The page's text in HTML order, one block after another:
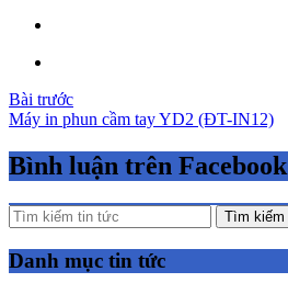
Điều
hướng
bài
Bài trước
Máy in phun cầm tay YD2 (ĐT-IN12)
Bình luận trên Facebook
Tìm kiếm
Danh mục tin tức